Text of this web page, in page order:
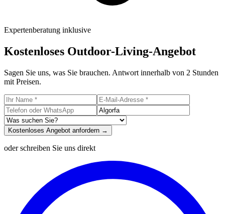
Expertenberatung inklusive
Kostenloses Outdoor-Living-Angebot
Sagen Sie uns, was Sie brauchen. Antwort innerhalb von 2 Stunden
mit Preisen.
Kostenloses Angebot anfordern →
oder schreiben Sie uns direkt